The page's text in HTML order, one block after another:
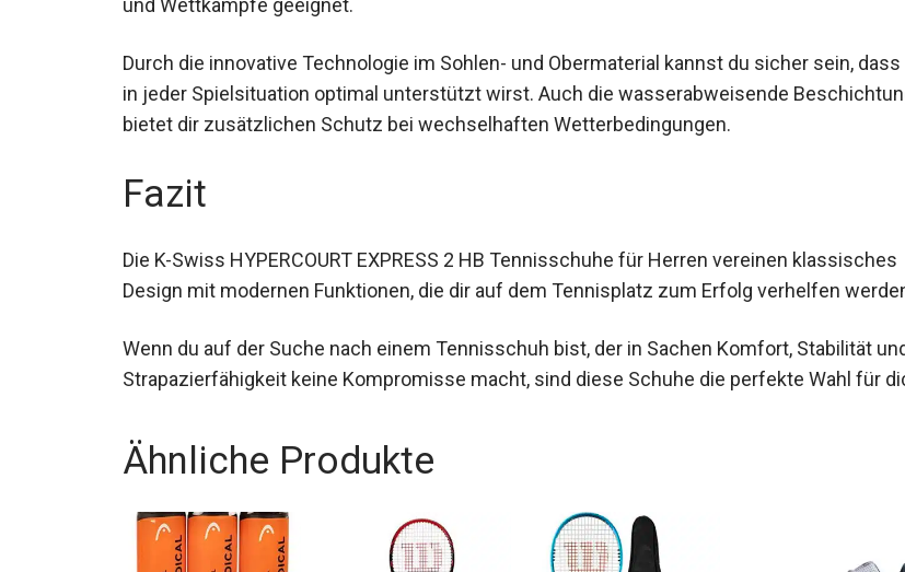
Trainingssessions und Wettkämpfe geeignet.
Durch die innovative Technologie im Sohlen- und Obermaterial kannst du sicher sein, dass
Beschichtung bietet dir zusätzlichen Schutz bei wechselhaften Wetterbedingungen.
Fazit
Design mit modernen Funktionen, die dir auf dem Tennisplatz zum Erfolg verhelfen
Strapazierfähigkeit keine Kompromisse macht, sind diese Schuhe die perfekte Wahl für
dich.
Ähnliche Produkte